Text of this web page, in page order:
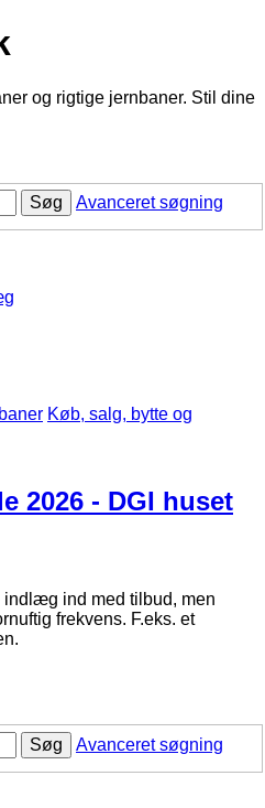
og rigtige jernbaner. Stil dine
Søg Avanceret søgning
Køb, salg, bytte og
2026 - DGI huset
ind med tilbud, men
frekvens. F.eks. et
Søg
Avanceret søgning